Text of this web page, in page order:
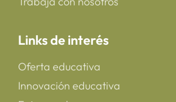
Links de interés
Oferta educativa
Innovación educativa